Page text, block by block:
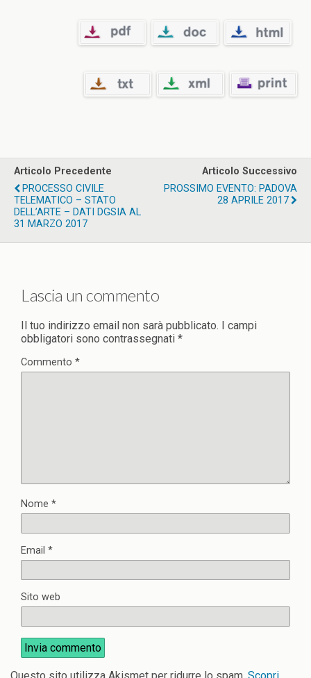
Articolo Precedente
PROCESSO CIVILE
TELEMATICO – STATO
DELL’ARTE – DATI DGSIA AL
31 MARZO 2017
Articolo Successivo
PROSSIMO EVENTO: PADOVA
28 APRILE 2017
Lascia un commento
Il tuo indirizzo email non sarà pubblicato.
I campi
obbligatori sono contrassegnati *
Commento *
Nome *
Email *
Sito web